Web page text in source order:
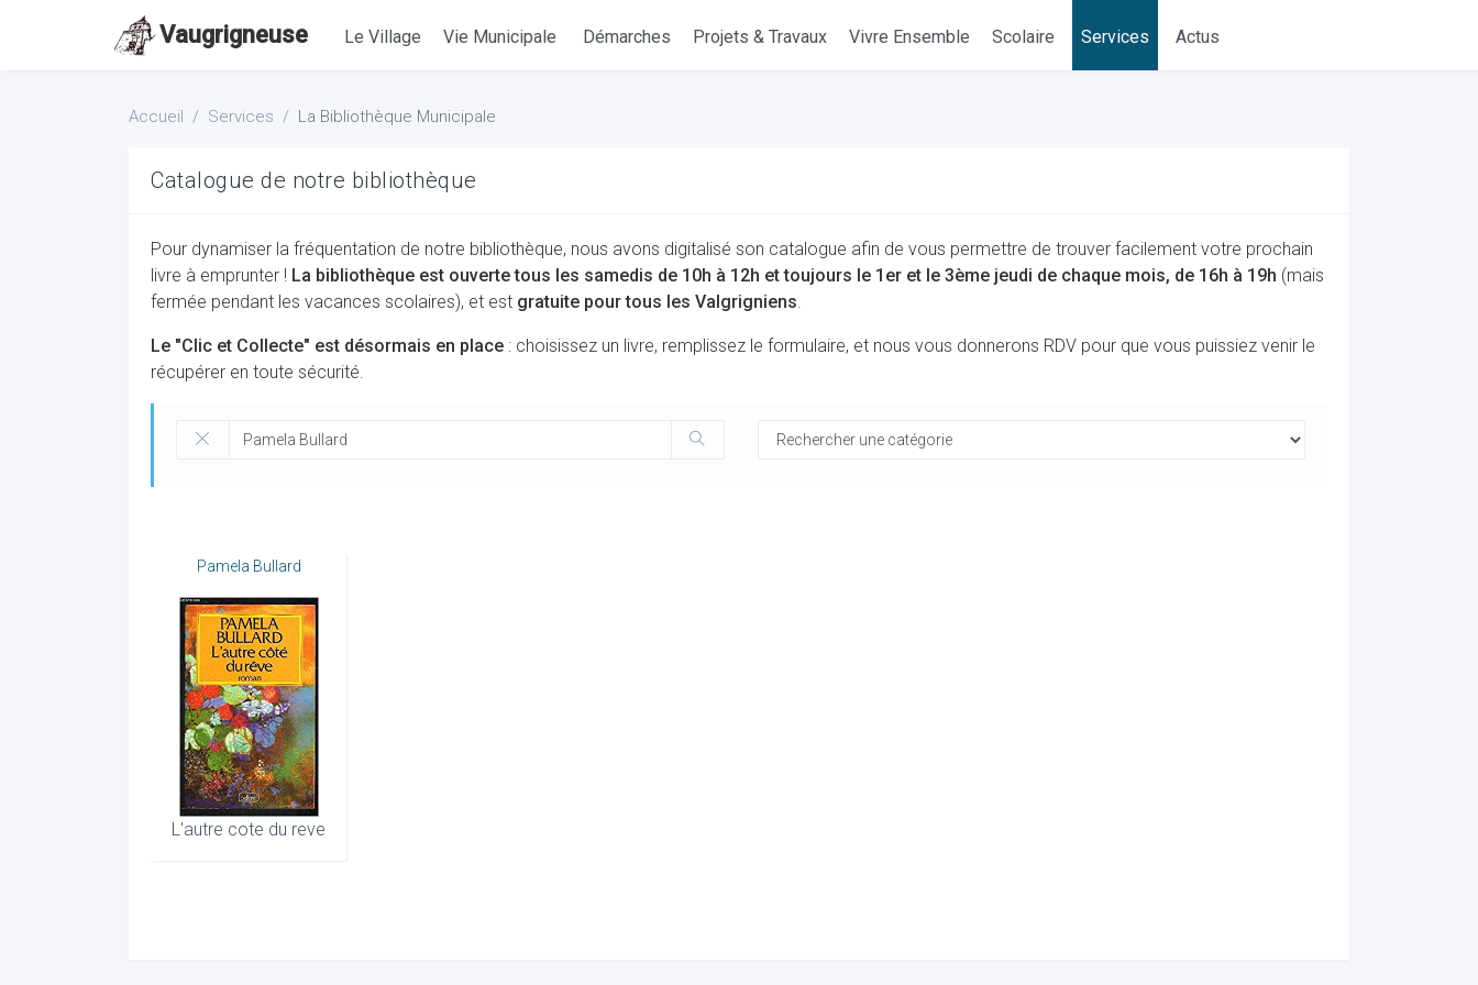
Vaugrigneuse Le Village Vie Municipale Démarches Projets & Travaux Vivre Ensemble Scolaire Services Actus
Accueil Services La Bibliothèque Municipale
Catalogue de notre bibliothèque
Pour dynamiser la fréquentation de notre bibliothèque, nous avons digitalisé son catalogue afin de vous permettre de trouver facilement votre prochain
livre à emprunter ! La bibliothèque est ouverte tous les samedis de 10h à 12h et toujours le 1er et le 3ème jeudi de chaque mois, de 16h à 19h (mais
fermée pendant les vacances scolaires), et est gratuite pour tous les Valgrigniens.
Le "Clic et Collecte" est désormais en place : choisissez un livre, remplissez le formulaire, et nous vous donnerons RDV pour que vous puissiez venir le
récupérer en toute sécurité.
Pamela Bullard
L'autre cote du reve